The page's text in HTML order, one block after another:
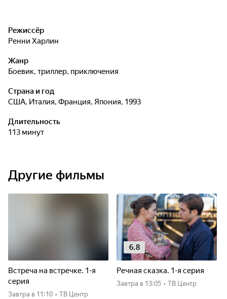
Режиссёр
Ренни Харлин
Жанр
боевик, триллер, приключения
Страна и год
США, Италия, Франция, Япония, 1993
Длительность
113 минут
Другие фильмы
Встреча на встречке. 1-я
серия
Завтра в 11:10 • ТВ Центр
6.8
Речная сказка. 1-я серия
Завтра в 13:05 • ТВ Центр